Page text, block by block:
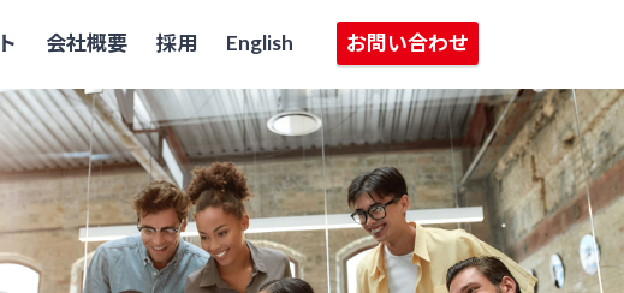
会社概要 採用 English お問い合わせ